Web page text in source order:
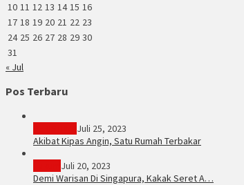
10 11 12 13 14 15 16
17 18 19 20 21 22 23
24 25 26 27 28 29 30
31
« Jul
Pos Terbaru
Juli 25, 2023
Akibat Kipas Angin, Satu Rumah Terbakar
Juli 20, 2023
Demi Warisan Di Singapura, Kakak Seret A…